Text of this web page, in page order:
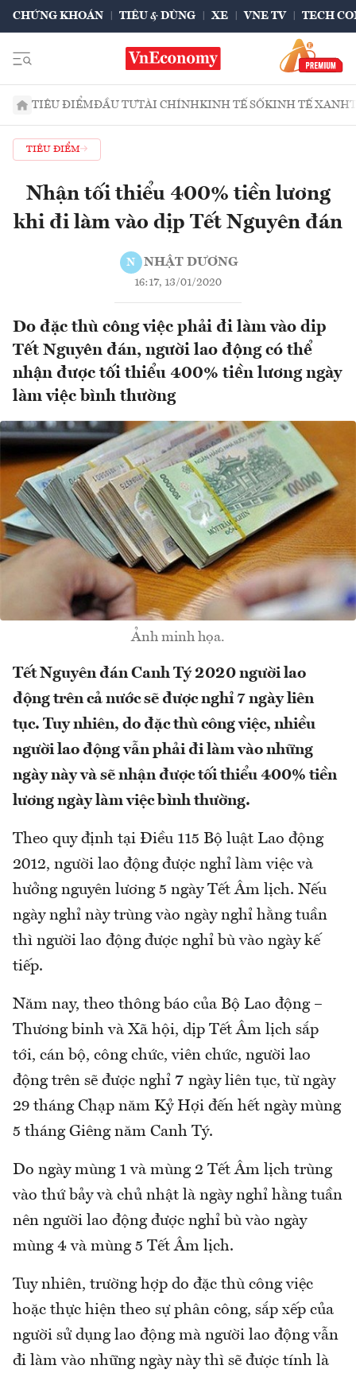
CHỨNG KHOÁN TIÊU & DÙNG XE VNE TV TECH
TIÊU ĐIỂMĐẦU TƯTÀI CHÍNHKINH TẾ SỐKINH TẾ XANH
TIÊU ĐIỂM
Nhận tối thiểu 400% tiền lương
khi đi làm vào dịp Tết Nguyên đán
N NHẬT DƯƠNG
16:17, 13/01/2020
Do đặc thù công việc phải đi làm vào dip
Tết Nguyên đán, người lao động có thể
nhận được tối thiểu 400% tiền lương ngày
làm việc bình thường
Ảnh minh họa.
Tết Nguyên đán Canh Tý 2020 người lao
động trên cả nước sẽ được nghỉ 7 ngày liên
tục. Tuy nhiên, do đặc thù công việc, nhiều
người lao động vẫn phải đi làm vào những
ngày này và sẽ nhận được tối thiểu 400% tiền
lương ngày làm việc bình thường.
Theo quy định tại Điều 115 Bộ luật Lao động
2012, người lao động được nghỉ làm việc và
hưởng nguyên lương 5 ngày Tết Âm lịch. Nếu
ngày nghỉ này trùng vào ngày nghỉ hằng tuần
thì người lao động được nghỉ bù vào ngày kế
tiếp.
Năm nay, theo thông báo của Bộ Lao động –
Thương binh và Xã hội, dịp Tết Âm lịch sắp
tới, cán bộ, công chức, viên chức, người lao
động trên sẽ được nghỉ 7 ngày liên tục, từ ngày
29 tháng Chạp năm Kỷ Hợi đến hết ngày mùng
5 tháng Giêng năm Canh Tý.
Do ngày mùng 1 và mùng 2 Tết Âm lịch trùng
vào thứ bảy và chủ nhật là ngày nghỉ hằng tuần
nên người lao động được nghỉ bù vào ngày
mùng 4 và mùng 5 Tết Âm lịch.
Tuy nhiên, trường hợp do đặc thù công việc
hoặc thực hiện theo sự phân công, sắp xếp của
người sử dụng lao động mà người lao động vẫn
đi làm vào những ngày này thì sẽ được tính là